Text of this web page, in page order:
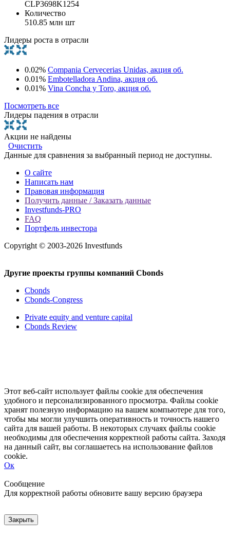
CLP3698K1254
Количество
510.85 млн шт
Лидеры роста в отрасли
0.02% Compania Cervecerias Unidas, акция об.
0.01% Embotelladora Andina, акция об.
0.01% Vina Concha y Toro, акция об.
Посмотреть все
Лидеры падения в отрасли
Акции не найдены
Очистить
Данные для сравнения за выбранный период не доступны.
О сайте
Написать нам
Правовая информация
Получить данные / Заказать данные
Investfunds-PRO
FAQ
Портфель инвестора
Copyright © 2003-2026 Investfunds
Другие проекты группы компаний Cbonds
Cbonds
Cbonds-Congress
Private equity and venture capital
Cbonds Review
Этот веб-сайт использует файлы cookie для обеспечения
удобного и персонализированного просмотра. Файлы cookie
хранят полезную информацию на вашем компьютере для того,
чтобы мы могли улучшить оперативность и точность нашего
сайта для вашей работы. В некоторых случаях файлы cookie
необходимы для обеспечения корректной работы сайта. Заходя
на данный сайт, вы соглашаетесь на использование файлов
cookie.
Ок
Сообщение
Для корректной работы обновите вашу версию браузера
Закрыть